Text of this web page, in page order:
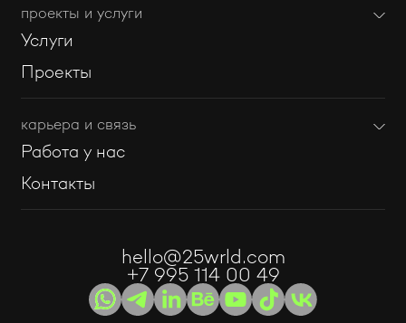
проекты и услуги
Услуги
Проекты
карьера и связь
Работа у нас
Контакты
hello@25wrld.com
+7 995 114 00 49